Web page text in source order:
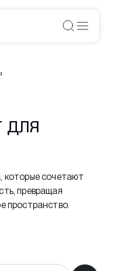
для
которые сочетают
превращая
пространство.